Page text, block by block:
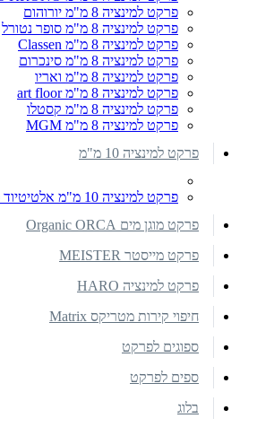
פרקט למינציה 8 מ"מ יורוהום
פרקט למינציה 8 מ"מ סופר נטורל
פרקט למינציה 8 מ"מ Classen
פרקט למינציה 8 מ"מ סינכרום
פרקט למינציה 8 מ"מ ואריו
פרקט למינציה 8 מ"מ art floor
פרקט למינציה 8 מ"מ קסטלו
פרקט למינציה 8 מ"מ MGM
פרקט למינציה 10 מ"מ
פרקט למינציה 10 מ"מ אלטיטיוד פלוס
פרקט מוגן מים Organic ORCA
פרקט מייסטר MEISTER
פרקט למינציה HARO
חיפוי קירות מטריקס Matrix
ספוגים לפרקט
ספים לפרקט
בלוג